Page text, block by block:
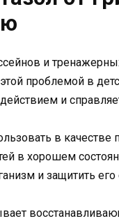
и
проблемой в
и
в качестве
в хорошем
и защитить